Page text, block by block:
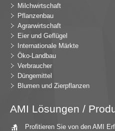
Milchwirtschaft
Pflanzenbau
Agrarwirtschaft
Eier und Geflügel
Internationale Märkte
Öko-Landbau
Verbraucher
Düngemittel
Blumen und Zierpflanzen
AMI Lösungen /
Profitieren Sie von den AMI